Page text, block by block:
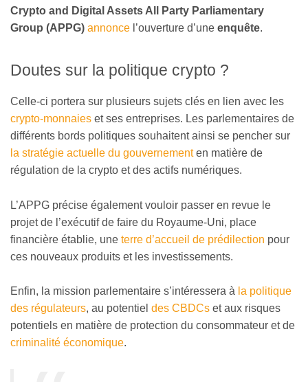
Crypto and Digital Assets All Party Parliamentary
Group (APPG) annonce l’ouverture d’une enquête.
Doutes sur la politique crypto ?
Celle-ci portera sur plusieurs sujets clés en lien avec les
crypto-monnaies et ses entreprises. Les parlementaires de
différents bords politiques souhaitent ainsi se pencher sur
la stratégie actuelle du gouvernementen matière de
régulation de la crypto et des actifs numériques.
L’APPG précise également vouloir passer en revue le
projet de l’exécutif de faire du Royaume-Uni, place
financière établie, une terre d’accueil de prédilection pour
ces nouveaux produits et les investissements.
Enfin, la mission parlementaire s’intéressera à la politique
des régulateurs, au potentiel des CBDCs et aux risques
potentiels en matière de protection du consommateur et de
criminalité économique.